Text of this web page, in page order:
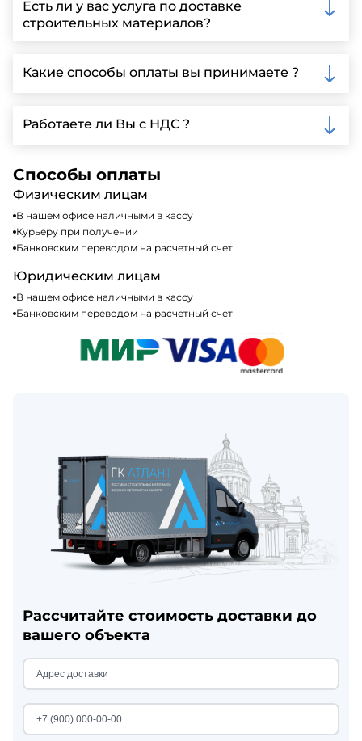
заполнить форму на нашем сайте для более
детальной информации и организации встречи.
Есть ли у вас услуга по доставке
строительных материалов?
Ленинградской области, у нас собственный
автопарк, для обеспечения быстрой и надежной
Какие способы оплаты вы принимаете ?
включая наличные, банковские переводы,
кредитные карты. Подробную информацию о
Работаете ли Вы с НДС ?
налогообложения, т.е с НДС 20%
Способы оплаты
Физическим лицам
В нашем офисе наличными в кассу
Курьеру при получении
Банковским переводом на расчетный счет
Юридическим лицам
В нашем офисе наличными в кассу
Банковским переводом на расчетный счет
Рассчитайте стоимость доставки до
вашего объекта